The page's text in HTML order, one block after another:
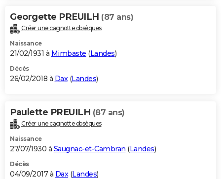
Georgette PREUILH (87 ans)
Créer une cagnotte obsèques
Naissance
21/02/1931 à Mimbaste (Landes)
Décès
26/02/2018 à Dax(Landes)
Paulette PREUILH (87 ans)
Créer une cagnotte obsèques
Naissance
27/07/1930 à Saugnac-et-Cambran (Landes)
Décès
04/09/2017 à Dax(Landes)